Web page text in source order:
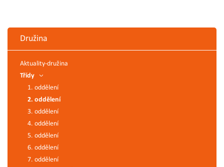
Družina
Aktuality-družina
Třídy
1. oddělení
2. oddělení
3. oddělení
4. oddělení
5. oddělení
6. oddělení
7. oddělení